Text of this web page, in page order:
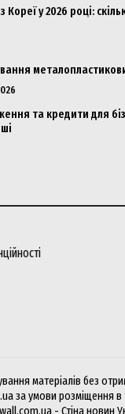
у 2026 році:
та кредити для
матеріалів без
за умови розміщення в
- Стіна новин